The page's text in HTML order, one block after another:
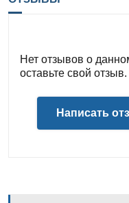
Нет отзывов о
оставьте свой отзыв.
Написать